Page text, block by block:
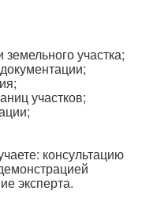
участка;
участков;
консультацию
эксперта.